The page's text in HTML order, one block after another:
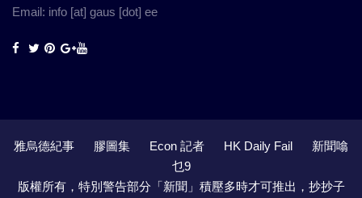
Email: info [at] gaus [dot] ee
雅烏德紀事 膠圖集 Econ 記者 HK Daily Fail
新聞噏
乜9
版權所有，特別警告部分「新聞」積壓多時才可推出，抄抄子